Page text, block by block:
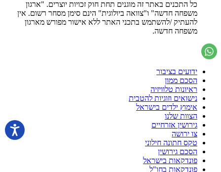
כל התכנים באתר זה מוגנים תחת חוק זכויות יוצרים. "ארגון
משפחה חדשה" ו"צוואה ביולוגית" הינם סימן מסחר רשום. אין
להעתיק /להשתמש בתכני האתר ללא אישור מפורש מארגון
משפחה חדשה.
ידועים בציבור
הסכם ממון
ראיונות טלוויזיה
נישואים וזוגיות להטבית
אימוץ ילדים בישראל
הצוות שלנו
גירושין אזרחיים
צו ירושה
טקס חתונה חילוני
הסכם גירושין
פונדקאות בישראל
פונדקאות בחו"ל